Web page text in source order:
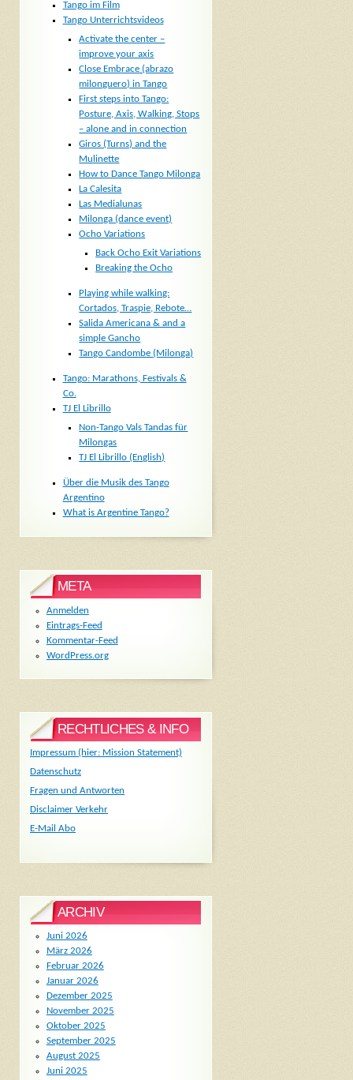
Tango im Film
Tango Unterrichtsvideos
Activate the center –
improve your axis
Close Embrace (abrazo
milonguero) in Tango
First steps into Tango:
Posture, Axis, Walking, Stops
– alone and in connection
Giros (Turns) and the
Mulinette
How to Dance Tango Milonga
La Calesita
Las Medialunas
Milonga (dance event)
Ocho Variations
Back Ocho Exit Variations
Breaking the Ocho
Playing while walking:
Cortados, Traspie, Rebote…
Salida Americana & and a
simple Gancho
Tango Candombe (Milonga)
Tango: Marathons, Festivals &
Co.
TJ El Librillo
Non-Tango Vals Tandas für
Milongas
TJ El Librillo (English)
Über die Musik des Tango
Argentino
What is Argentine Tango?
META
Anmelden
Eintrags-Feed
Kommentar-Feed
WordPress.org
RECHTLICHES & INFO
Impressum (hier: Mission Statement)
Datenschutz
Fragen und Antworten
Disclaimer Verkehr
E-Mail Abo
ARCHIV
Juni 2026
März 2026
Februar 2026
Januar 2026
Dezember 2025
November 2025
Oktober 2025
September 2025
August 2025
Juni 2025